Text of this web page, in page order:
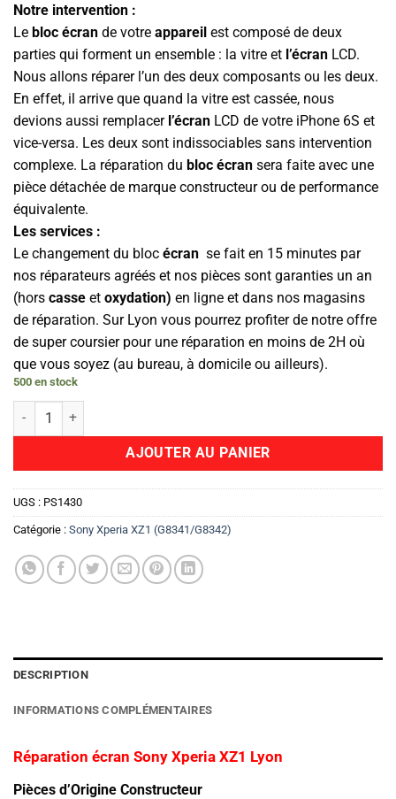
Notre intervention :
Le bloc écran de votre appareil est composé de deux
parties qui forment un ensemble : la vitre et l’écran LCD.
Nous allons réparer l’un des deux composants ou les deux.
En effet, il arrive que quand la vitre est cassée, nous
devions aussi remplacer l’écran LCD de votre iPhone 6S et
vice-versa. Les deux sont indissociables sans intervention
complexe. La réparation du bloc écran sera faite avec une
pièce détachée de marque constructeur ou de performance
équivalente.
Les services :
Le changement du bloc écran se fait en 15 minutes par
nos réparateurs agréés et nos pièces sont garanties un an
(hors casse et oxydation) en ligne et dans nos magasins
de réparation. Sur Lyon vous pourrez profiter de notre offre
de super coursier pour une réparation en moins de 2H où
que vous soyez (au bureau, à domicile ou ailleurs).
500 en stock
quantité de Ecran complet (Ecran Original)
AJOUTER AU PANIER
UGS : PS1430
Catégorie : Sony Xperia XZ1 (G8341/G8342)
DESCRIPTION
INFORMATIONS COMPLÉMENTAIRES
Réparation écran Sony Xperia XZ1 Lyon
Pièces d’Origine Constructeur